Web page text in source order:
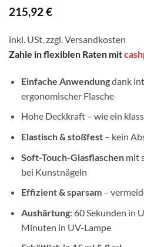
215,92 €
inkl. USt. zzgl.Versandkosten
Zahle in flexiblen Raten mit
Einfache Anwendungdank
ergonomischer Flasche
Hohe Deckkraft – wie ein
Elastisch & stoßfest– kein
Soft-Touch-Glasflaschenmit
bei Kunstnägeln
Effizient & sparsam–
Aushärtung: 60 Sekunden in
Minuten in UV-Lampe